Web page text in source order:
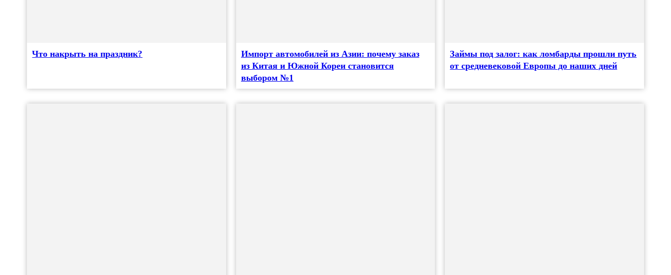
Что накрыть на праздник?
Импорт автомобилей из Азии: почему заказ
из Китая и Южной Кореи становится
выбором №1
Займы под залог: как ломбарды прошли путь
от средневековой Европы до наших дней